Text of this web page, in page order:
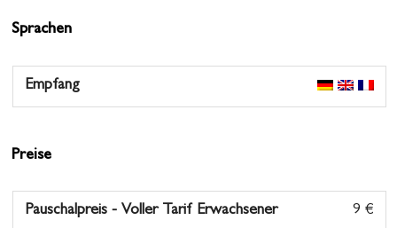
Sprachen
Empfang
Preise
Pauschalpreis - Voller Tarif Erwachsener 9 €